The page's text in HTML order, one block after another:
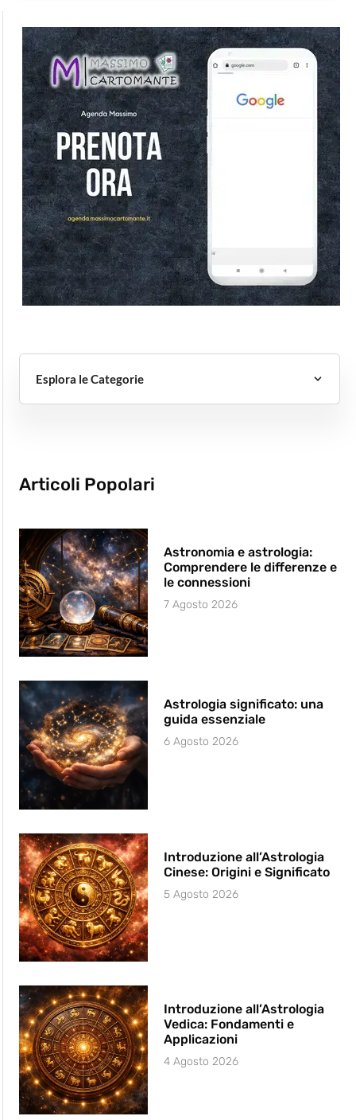
Esplora le Categorie
Articoli Popolari
Astronomia e astrologia:
Comprendere le differenze e
le connessioni
7 Agosto 2026
Astrologia significato: una
guida essenziale
6 Agosto 2026
Introduzione all’Astrologia
Cinese: Origini e Significato
5 Agosto 2026
Introduzione all’Astrologia
Vedica: Fondamenti e
Applicazioni
4 Agosto 2026